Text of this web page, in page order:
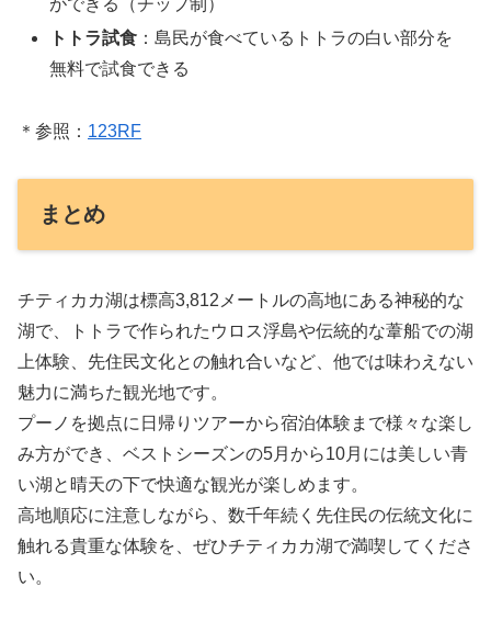
ができる（チップ制）
トトラ試食 ：島民が食べているトトラの白い部分を
無料で試食できる
＊参照： 123RF
まとめ
チティカカ湖は標高3,812メートルの高地にある神秘的な
湖で、トトラで作られたウロス浮島や伝統的な葦船での湖
上体験、先住民文化との触れ合いなど、他では味わえない
魅力に満ちた観光地です。
プーノを拠点に日帰りツアーから宿泊体験まで様々な楽し
み方ができ、ベストシーズンの5月から10月には美しい青
い湖と晴天の下で快適な観光が楽しめます。
高地順応に注意しながら、数千年続く先住民の伝統文化に
触れる貴重な体験を、ぜひチティカカ湖で満喫してくださ
い。